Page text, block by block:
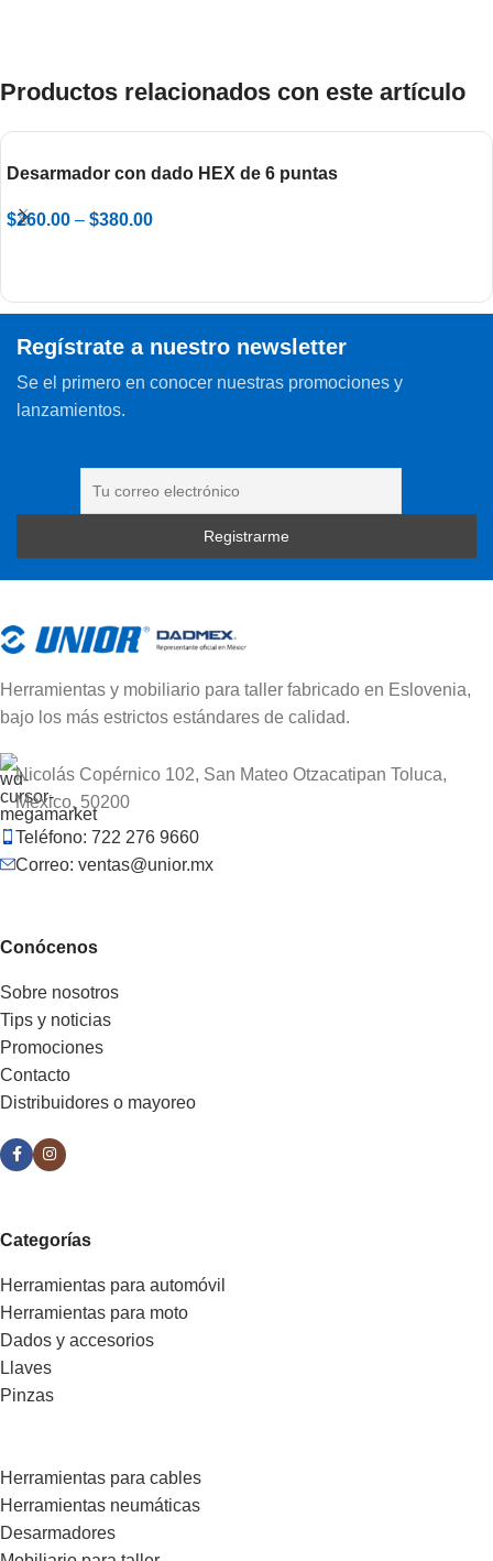
Productos relacionados con este artículo
Desarmador con dado HEX de 6 puntas
$260.00 – $380.00
Regístrate a nuestro newsletter
Se el primero en conocer nuestras promociones y
lanzamientos.
Herramientas y mobiliario para taller fabricado en Eslovenia,
bajo los más estrictos estándares de calidad.
Nicolás Copérnico 102, San Mateo Otzacatipan Toluca,
México, 50200
Teléfono: 722 276 9660
Correo: ventas@unior.mx
Conócenos
Sobre nosotros
Tips y noticias
Promociones
Contacto
Distribuidores o mayoreo
Categorías
Herramientas para automóvil
Herramientas para moto
Dados y accesorios
Llaves
Pinzas
Herramientas para cables
Herramientas neumáticas
Desarmadores